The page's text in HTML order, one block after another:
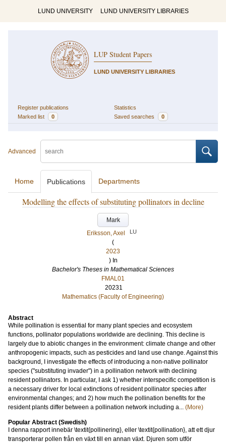
LUND UNIVERSITY LUND UNIVERSITY LIBRARIES
LUP Student Papers
LUND UNIVERSITY LIBRARIES
Register publications
Statistics
Marked list
0 Saved searches 0
Advanced
Home Publications Departments
Modelling the effects of substituting pollinators in decline
Mark
Eriksson, Axel
LU
(
2023
) In
Bachelor's Theses in Mathematical Sciences
FMAL01
20231
Mathematics (Faculty of Engineering)
Abstract
While pollination is essential for many plant species and ecosystem
functions, pollinator populations worldwide are declining. This decline is
largely due to abiotic changes in the environment: climate change and other
anthropogenic impacts, such as pesticides and land use change. Against this
background, I investigate the effects of introducing a non-native pollinator
species ("substituting invader") in a pollination network with declining
resident pollinators. In particular, I ask 1) whether interspecific competition is
a necessary driver for local extinctions of resident pollinator species after
environmental changes; and 2) how much the pollination benefits for the
resident plants differ between a pollination network including a... (More)
Popular Abstract (Swedish)
I denna rapport innebär \textit{pollinering}, eller \textit{pollination}, att ett djur
transporterar pollen från en växt till en annan växt. Djuren som utför